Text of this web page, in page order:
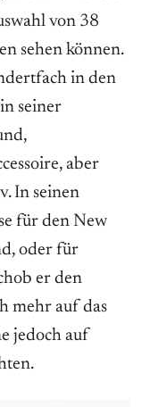
von 38
sehen können.
in den
seiner
aber
In seinen
für den New
oder für
er den
mehr auf das
jedoch auf